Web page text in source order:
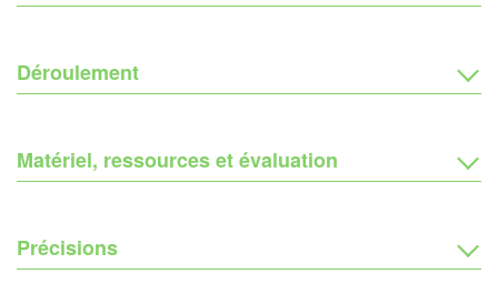
Déroulement
Matériel, ressources et évaluation
Précisions